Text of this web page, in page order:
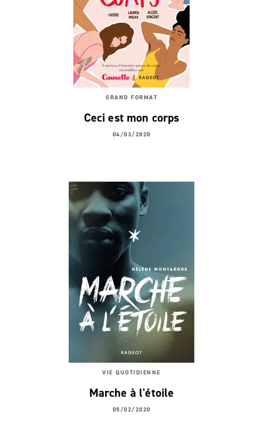
GRAND FORMAT
Ceci est mon corps
04/03/2020
VIE QUOTIDIENNE
Marche à l'étoile
05/02/2020